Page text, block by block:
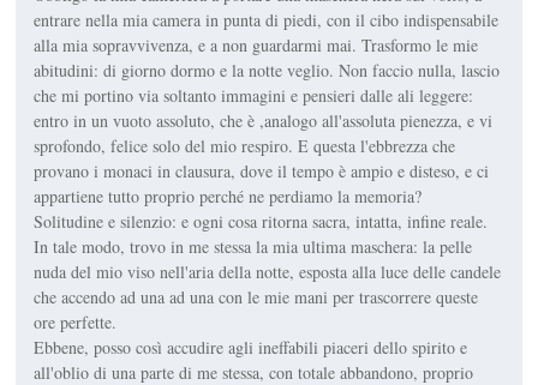
entrare nella mia camera in punta di piedi, con il cibo indispensabile
alla mia sopravvivenza, e a non guardarmi mai. Trasformo le mie
abitudini: di giorno dormo e la notte veglio. Non faccio nulla, lascio
che mi portino via soltanto immagini e pensieri dalle ali leggere:
entro in un vuoto assoluto, che è ,analogo all'assoluta pienezza, e vi
sprofondo, felice solo del mio respiro. E questa l'ebbrezza che
provano i monaci in clausura, dove il tempo è ampio e disteso, e ci
appartiene tutto proprio perché ne perdiamo la memoria?
Solitudine e silenzio: e ogni cosa ritorna sacra, intatta, infine reale.
In tale modo, trovo in me stessa la mia ultima maschera: la pelle
nuda del mio viso nell'aria della notte, esposta alla luce delle candele
che accendo ad una ad una con le mie mani per trascorrere queste
ore perfette.
Ebbene, posso così accudire agli ineffabili piaceri dello spirito e
all'oblio di una parte di me stessa, con totale abbandono, proprio